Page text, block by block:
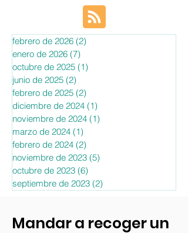
febrero de 2026 (2)2 entradas
enero de 2026 (7) 7 entradas
octubre de 2025 (1)
junio de 2025
(2)2 entradas
febrero de 2025 (2)2 entradas
diciembre de 2024
(1) 1 entrada
noviembre de 2024
marzo de 2024 (1)1 entrada
febrero de 2024 (2)2 entradas
noviembre de 2023 (5)5 entradas
octubre de 2023 (6)6 entradas